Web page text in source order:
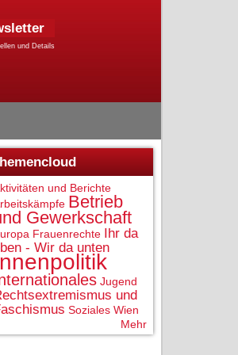
und Details
und Berichte
Betrieb
Gewerkschaft
Frauenrechte Ihr da
- Wir da unten
Jugend
und
Soziales Wien
Mehr